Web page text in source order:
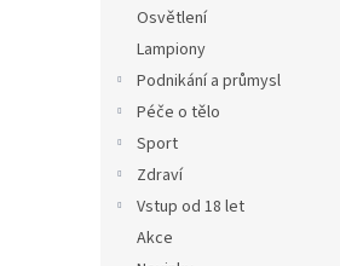
Osvětlení
Lampiony
Podnikání a průmysl
Péče o tělo
Sport
Zdraví
Vstup od 18 let
Akce